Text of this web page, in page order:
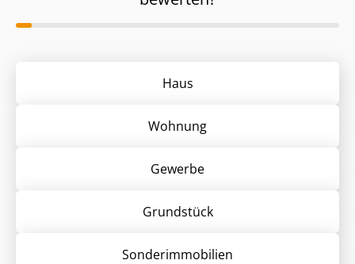
Haus
Wohnung
Gewerbe
Grund­stück
Sonder­immobilien